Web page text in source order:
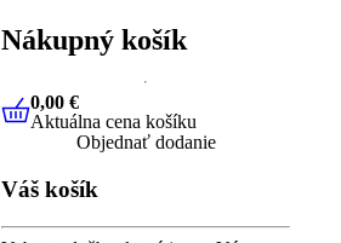
Nákupný košík
0,00 €Aktuálna cena košíku
0,00 €
Aktuálna cena košíku
Objednať dodanie
Váš košík